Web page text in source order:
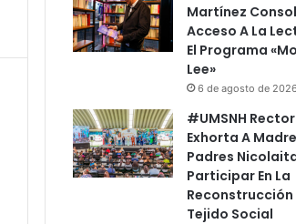
Martínez
Acceso A La
El Programa
Lee»
6 de agosto de 2026
#UMSNH
Exhorta A
Padres
Participar En La
Reconstrucción
Tejido Social